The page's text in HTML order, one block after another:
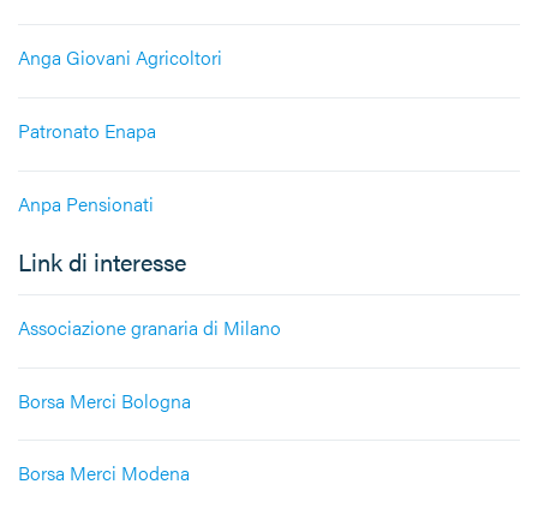
Anga Giovani Agricoltori
Patronato Enapa
Anpa Pensionati
Link di interesse
Associazione granaria di Milano
Borsa Merci Bologna
Borsa Merci Modena